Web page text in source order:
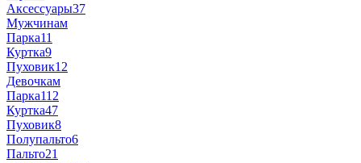
Аксессуары37
Мужчинам
Парка11
Куртка9
Пуховик12
Девочкам
Парка112
Куртка47
Пуховик8
Полупальто6
Пальто21